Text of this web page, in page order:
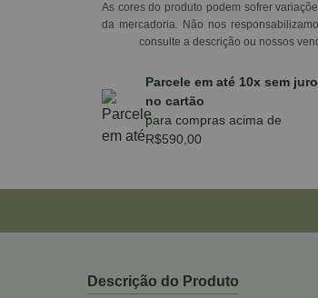
As cores do produto podem sofrer
da mercadoria. Não nos
consulte a descrição ou nossos
Parcele em até 10x sem
no cartão
para compras acima de
R$590,00
Descrição do Produto